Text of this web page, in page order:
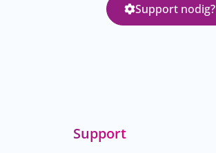
Support nodig?
Support